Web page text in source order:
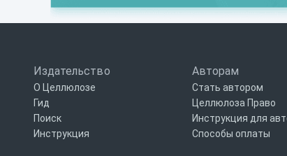
Издательство
О Целлюлозе
Гид
Поиск
Инструкция
Авторам
Стать автором
Целлюлоза Право
Инструкция для
Способы оплаты